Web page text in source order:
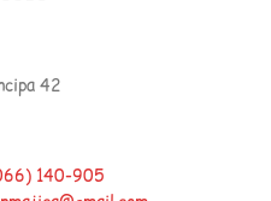
42
140-905